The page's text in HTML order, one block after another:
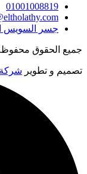
01001008819
جسر السويس
جميع الحقوق محفوظة ©
تصميم و تطوير شركة